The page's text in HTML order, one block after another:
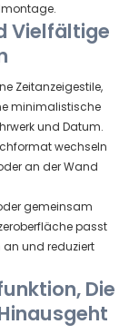
Vielfältige
Zeitanzeigestile,
minimalistische
und Datum.
wechseln
an der Wand
gemeinsam
passt
und reduziert
Die